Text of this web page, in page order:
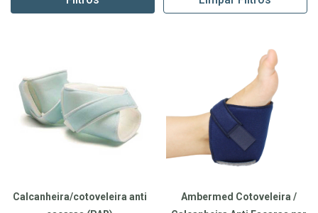
Calcanheira/cotoveleira anti
Ambermed Cotoveleira /